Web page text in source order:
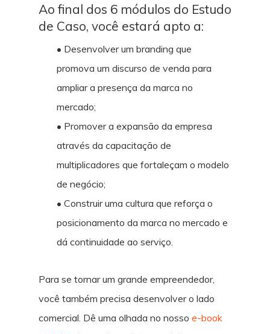
Ao final dos 6 módulos do Estudo
de Caso, você estará apto a:
• Desenvolver um branding que
promova um discurso de venda para
ampliar a presença da marca no
mercado;
• Promover a expansão da empresa
através da capacitação de
multiplicadores que fortaleçam o modelo
de negócio;
• Construir uma cultura que reforça o
posicionamento da marca no mercado e
dá continuidade ao serviço.
Para se tornar um grande empreendedor,
você também precisa desenvolver o lado
comercial. Dê uma olhada no nosso e-book